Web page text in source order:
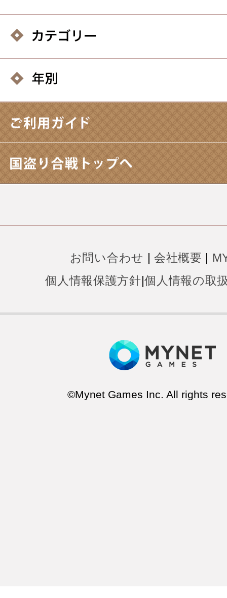
お問い合わせ | 会社概要 |
個人情報保護方針|個人情報の取
©Mynet Games Inc. All rights